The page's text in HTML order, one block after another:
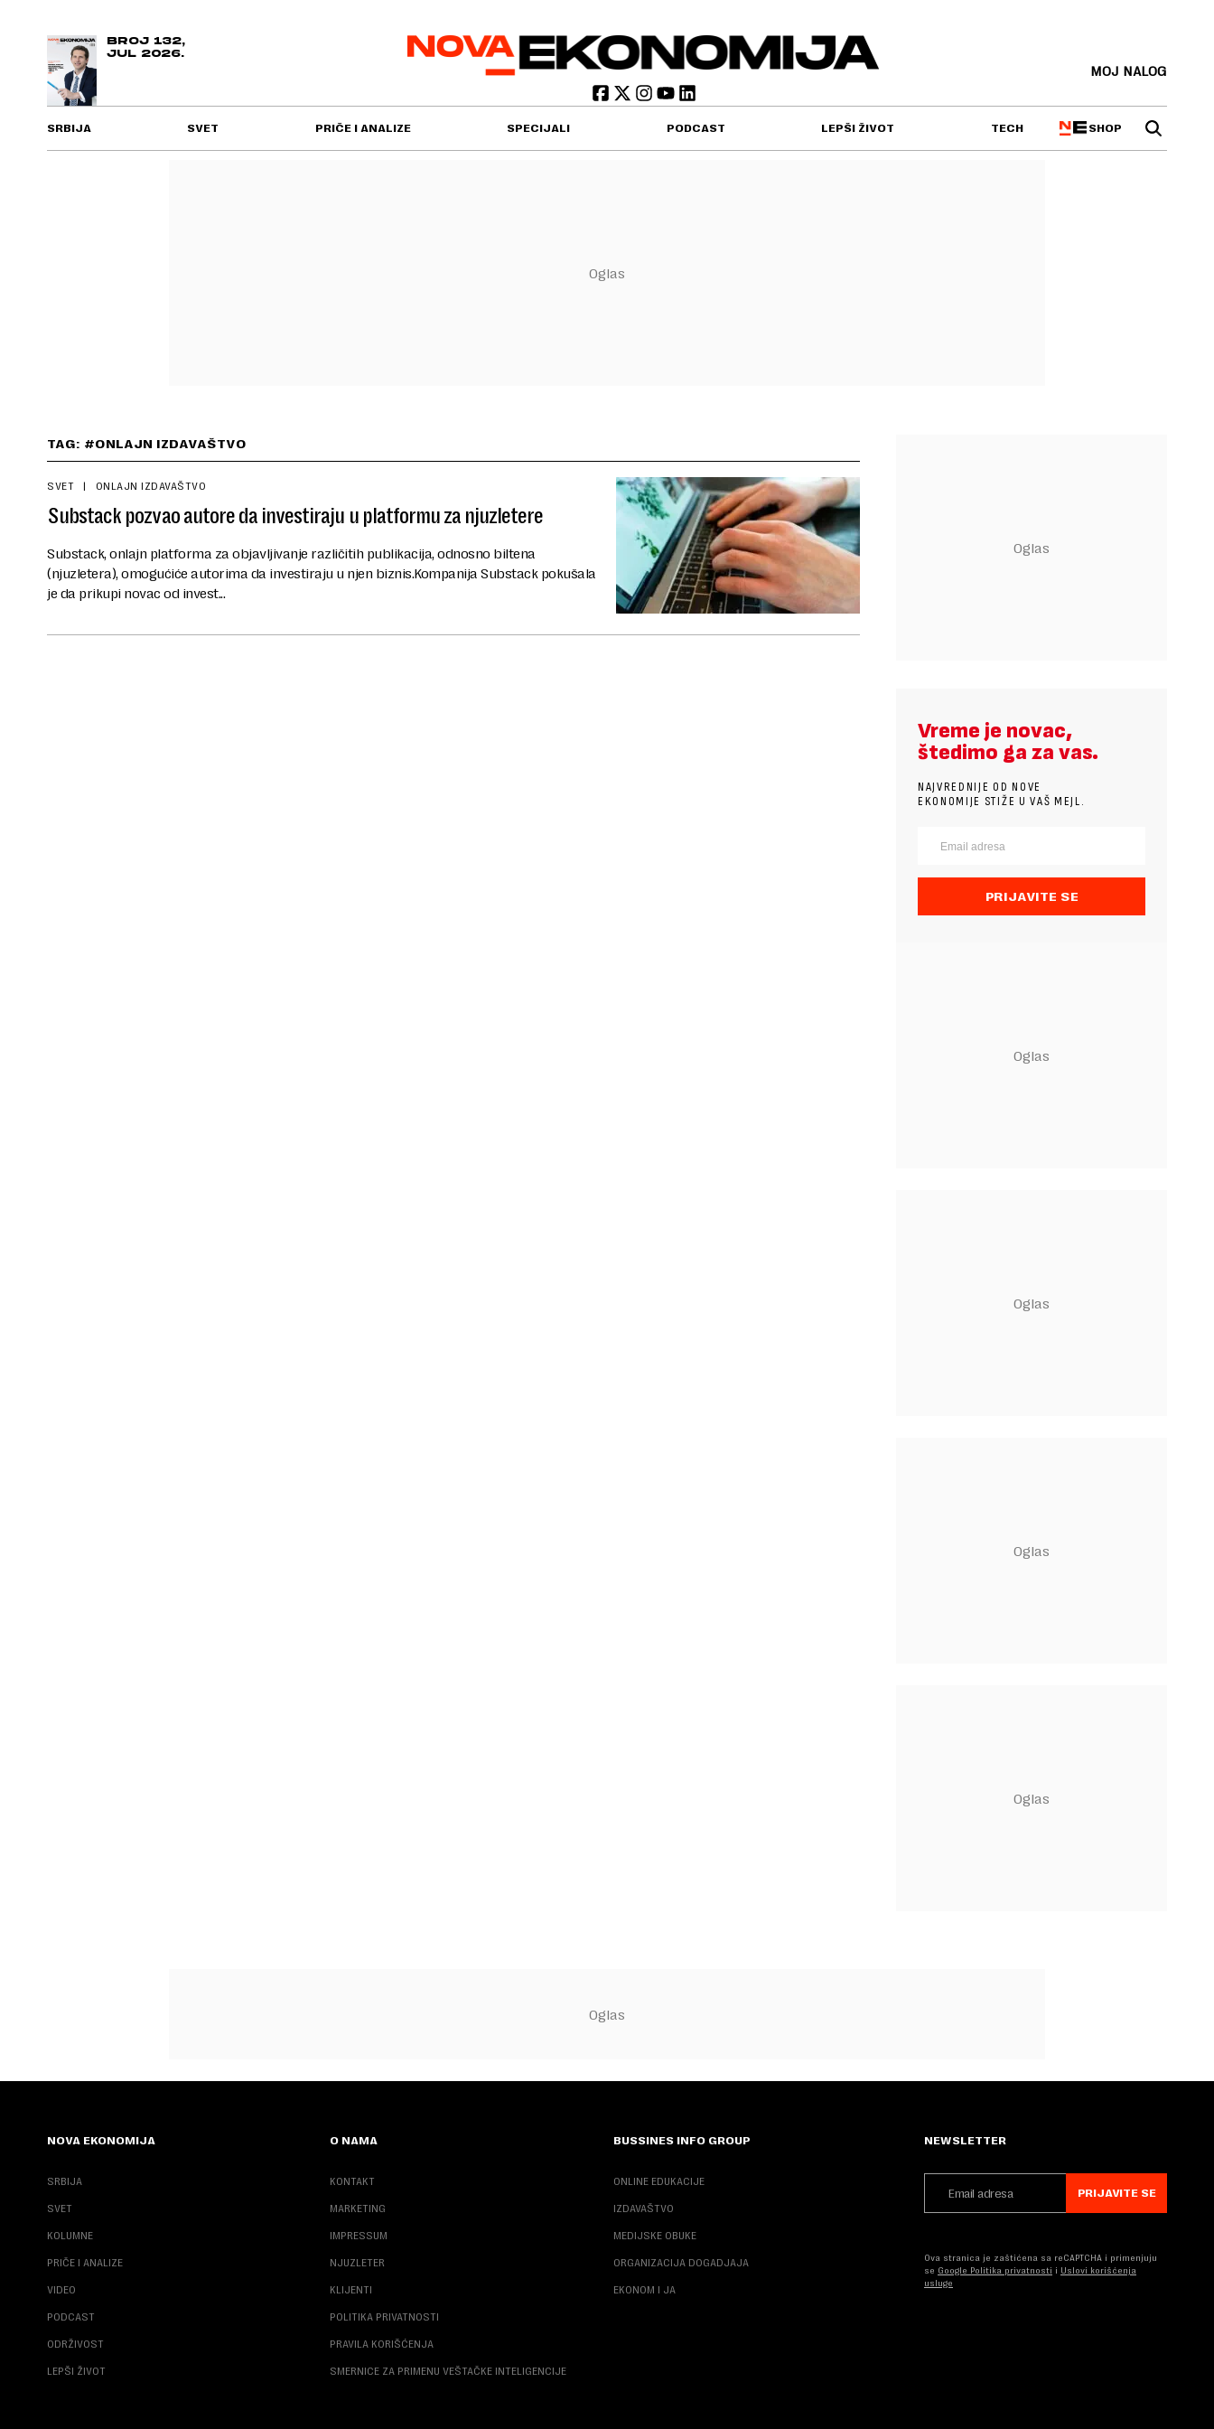
BROJ 132,
JUL 2026.
MOJ NALOG
SRBIJA SVET PRIČE I ANALIZE SPECIJALI PODCAST LEPŠI ŽIVOT TECH SHOP
TAG: #ONLAJN IZDAVAŠTVO
SVET ONLAJN IZDAVAŠTVO
Substack pozvao autore da investiraju u platformu za njuzletere
Substack, onlajn platforma za objavljivanje različitih publikacija, odnosno biltena
(njuzletera), omogućiće autorima da investiraju u njen biznis.Kompanija Substack pokušala
je da prikupi novac od invest...
Vreme je novac,
štedimo ga za vas.
NAJVREDNIJE OD NOVE
EKONOMIJE STIŽE U VAŠ MEJL.
PRIJAVITE SE
NOVA EKONOMIJA
SRBIJA
SVET
KOLUMNE
PRIČE I ANALIZE
VIDEO
PODCAST
ODRŽIVOST
LEPŠI ŽIVOT
O NAMA
KONTAKT
MARKETING
IMPRESSUM
NJUZLETER
KLIJENTI
POLITIKA PRIVATNOSTI
PRAVILA KORIŠĆENJA
SMERNICE ZA PRIMENU VEŠTAČKE INTELIGENCIJE
BUSSINES INFO GROUP
ONLINE EDUKACIJE
IZDAVAŠTVO
MEDIJSKE OBUKE
ORGANIZACIJA DOGADJAJA
EKONOM I JA
NEWSLETTER
PRIJAVITE SE
Ova stranica je zaštićena sa reCAPTCHA i primenjuju
se Google Politika privatnosti i Uslovi korišćenja
usluge